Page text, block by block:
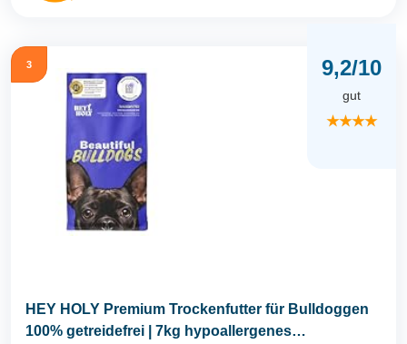
3 9,2/10
gut
★★★★
HEY HOLY Premium Trockenfutter für Bulldoggen
100% getreidefrei | 7kg hypoallergenes